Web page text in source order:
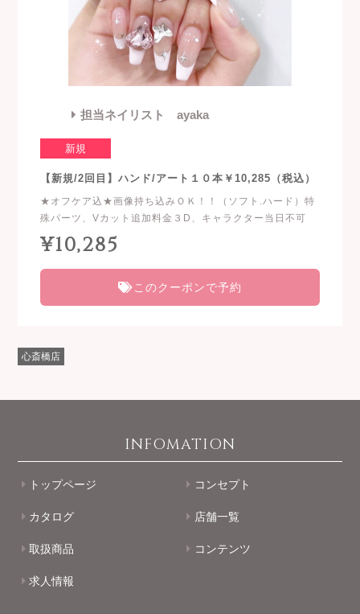
担当ネイリスト ayaka
新規
【新規/2回目】ハンド/アート１０本￥10,285（税込）
★オフケア込★画像持ち込みＯＫ！！（ソフト.ハード）特
殊パーツ、Vカット追加料金３D、キャラクター当日不可
¥10,285
このクーポンで予約
心斎橋店
INFOMATION
トップページ コンセプト
カタログ 店舗一覧
取扱商品 コンテンツ
求人情報